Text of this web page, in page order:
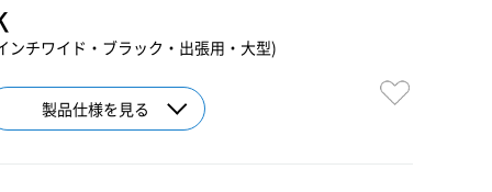
ンチワイド・ブラック・出張用・大型)
製品仕様を見る